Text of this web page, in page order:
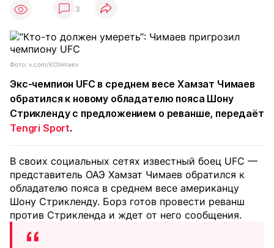
3
Фото: x.com/KChimaev
Экс-чемпион UFC в среднем весе Хамзат Чимаев
обратился к новому обладателю пояса Шону
Стрикленду с предложением о реванше, передаёт
Tengri Sport.
В своих социальных сетях известный боец UFC —
представитель ОАЭ Хамзат Чимаев обратился к
обладателю пояса в среднем весе американцу
Шону Стрикленду. Борз готов провести реванш
против Стрикленда и ждет от него сообщения.